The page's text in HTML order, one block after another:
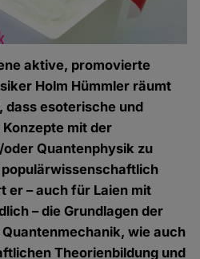
aktive, promovierte
Holm Hümmler räumt
dass esoterische und
mit der
Quantenphysik zu
er – auch für Laien mit
– die Grundlagen der
wie auch
Theorienbildung und